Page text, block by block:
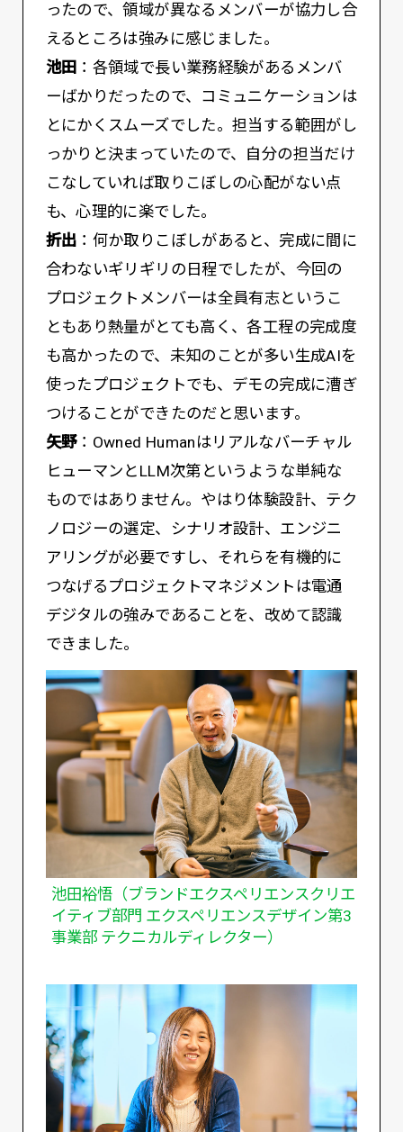
ったので、領域が異なるメンバーが協力し合
えるところは強みに感じました。
池田 ：各領域で長い業務経験があるメンバ
ーばかりだったので、コミュニケーションは
とにかくスムーズでした。担当する範囲がし
っかりと決まっていたので、自分の担当だけ
こなしていれば取りこぼしの心配がない点
も、心理的に楽でした。
折出 ：何か取りこぼしがあると、完成に間に
合わないギリギリの日程でしたが、今回の
プロジェクトメンバーは全員有志というこ
ともあり熱量がとても高く、各工程の完成度
も高かったので、未知のことが多い生成AIを
使ったプロジェクトでも、デモの完成に漕ぎ
つけることができたのだと思います。
矢野：Owned Humanはリアルなバーチャル
ヒューマンとLLM次第というような単純な
ものではありません。やはり体験設計、テク
ノロジーの選定、シナリオ設計、エンジニ
アリングが必要ですし、それらを有機的に
つなげるプロジェクトマネジメントは電通
デジタルの強みであることを、改めて認識
できました。
池田裕悟（ブランドエクスペリエンスクリエ
イティブ部門 エクスペリエンスデザイン第3
事業部 テクニカルディレクター）